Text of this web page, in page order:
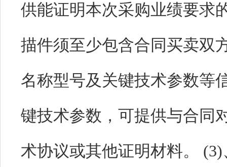
供能证明本次采购业绩要求
描件须至少包含合同买卖双
名称型号及关键技术参数等
键技术参数，可提供与合同
术协议或其他证明材料。